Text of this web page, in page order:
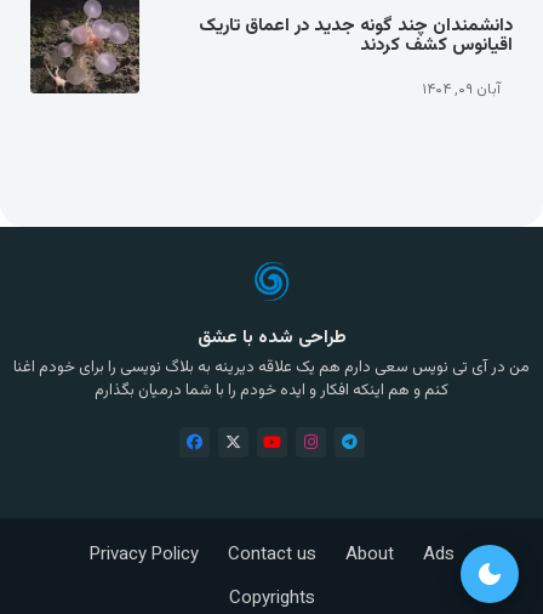
دانشمندان چند گونه جدید در اعماق تاریک
اقیانوس کشف کردند
آبان ۰۹, ۱۴۰۴
طراحی شده با عشق
من در آی تی نویس سعی دارم هم یک علاقه دیرینه به بلاگ نویسی را برای خودم اغنا
کنم و هم اینکه افکار و ایده خودم را با شما درمیان بگذارم
Ads
About
Contact us
Privacy Policy
Copyrights
dark_mode